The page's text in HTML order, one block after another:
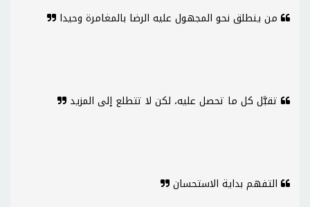
من ينطلق نحو المجهول عليه الرضا بالمغامرة وحيدا
تقبَّل كل ما تحصل عليه، لكن لا تتطلع إلى المزيد
التفهم بداية الاستحسان